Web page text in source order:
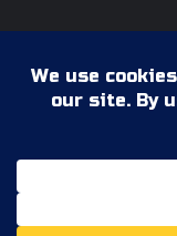
© 2026 Ralis
Ficha